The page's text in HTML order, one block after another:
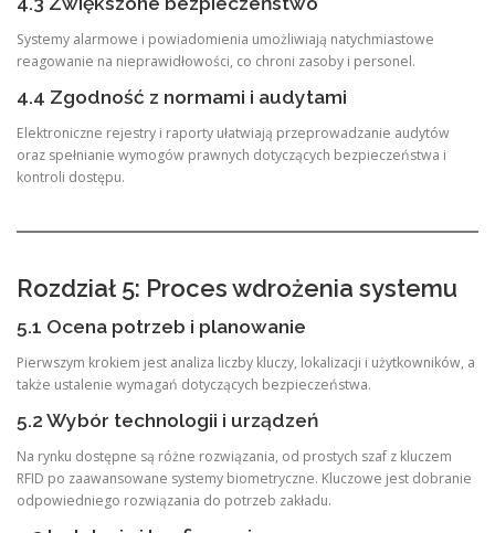
Systemy alarmowe i powiadomienia umożliwiają natychmiastowe
reagowanie na nieprawidłowości, co chroni zasoby i personel.
4.4 Zgodność z normami i audytami
Elektroniczne rejestry i raporty ułatwiają przeprowadzanie audytów
oraz spełnianie wymogów prawnych dotyczących bezpieczeństwa i
kontroli dostępu.
Rozdział 5: Proces wdrożenia systemu
5.1 Ocena potrzeb i planowanie
Pierwszym krokiem jest analiza liczby kluczy, lokalizacji i użytkowników, a
także ustalenie wymagań dotyczących bezpieczeństwa.
5.2 Wybór technologii i urządzeń
Na rynku dostępne są różne rozwiązania, od prostych szaf z kluczem
RFID po zaawansowane systemy biometryczne. Kluczowe jest dobranie
odpowiedniego rozwiązania do potrzeb zakładu.